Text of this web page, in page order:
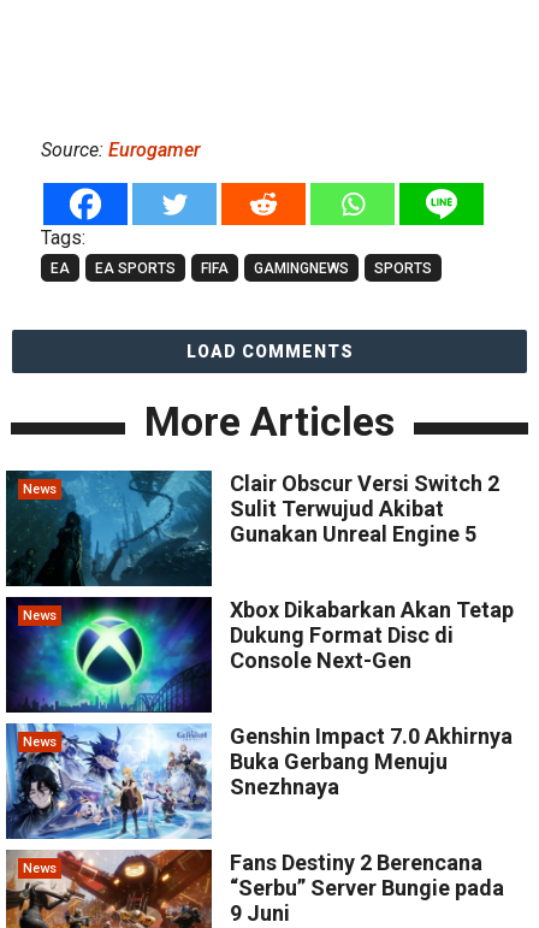
Source: Eurogamer
Tags:
EA EA SPORTS FIFA GAMINGNEWS SPORTS
LOAD COMMENTS
More Articles
News
Clair Obscur Versi Switch 2
Sulit Terwujud Akibat
Gunakan Unreal Engine 5
News
Xbox Dikabarkan Akan Tetap
Dukung Format Disc di
Console Next-Gen
News
Genshin Impact 7.0 Akhirnya
Buka Gerbang Menuju
Snezhnaya
News
Fans Destiny 2 Berencana
“Serbu” Server Bungie pada
9 Juni